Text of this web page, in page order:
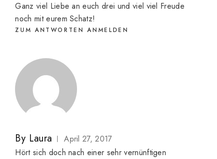
Ganz viel Liebe an euch drei und viel viel Freude
noch mit eurem Schatz!
ZUM ANTWORTEN ANMELDEN
By Laura
April 27, 2017
Hört sich doch nach einer sehr vernünftigen